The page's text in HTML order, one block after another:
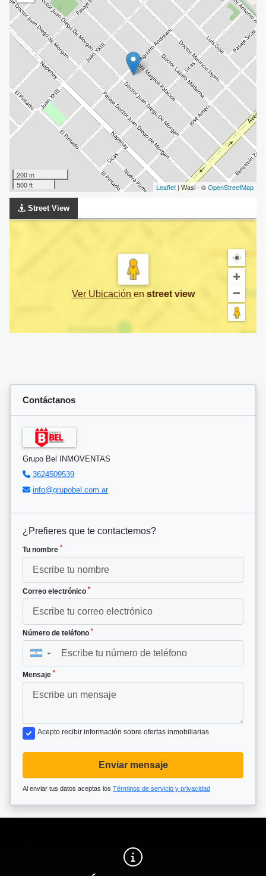
200 m
500 ft
Leaflet | Wasi - ©OpenStreetMap
Street View
Ver Ubicación en street view
Contáctanos
Grupo Bel INMOVENTAS
3624509539
info@grupobel.com.ar
¿Prefieres que te contactemos?
Tu nombre *
Correo electrónico *
Número de teléfono *
▼
Mensaje *
Acepto recibir información sobre ofertas inmobiliarias
Enviar mensaje
Al enviar tus datos aceptas los Términos de servicio y privacidad